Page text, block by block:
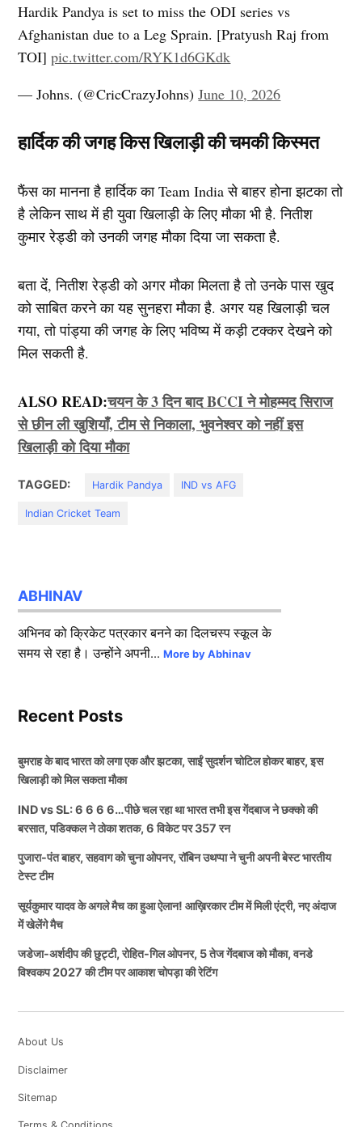
Hardik Pandya is set to miss the ODI series vs
Afghanistan due to a Leg Sprain. [Pratyush Raj from
TOI]pic.twitter.com/RYK1d6GKdk
— Johns. (@CricCrazyJohns)June 10, 2026
हार्दिक की जगह किस खिलाड़ी की चमकी किस्मत
फैंस का मानना है हार्दिक का Team India से बाहर होना झटका तो
है लेकिन साथ में ही युवा खिलाड़ी के लिए मौका भी है. नितीश
कुमार रेड्डी को उनकी जगह मौका दिया जा सकता है.
बता दें, नितीश रेड्डी को अगर मौका मिलता है तो उनके पास खुद
को साबित करने का यह सुनहरा मौका है. अगर यह खिलाड़ी चल
गया, तो पांड्या की जगह के लिए भविष्य में कड़ी टक्कर देखने को
मिल सकती है.
ALSO READ:चयन के 3 दिन बाद BCCI ने मोहम्मद सिराज
से छीन ली खुशियाँ, टीम से निकाला, भुवनेश्वर को नहीं इस
खिलाड़ी को दिया मौका
TAGGED: Hardik Pandya IND vs AFG
Indian Cricket Team
ABHINAV
अभिनव को क्रिकेट पत्रकार बनने का दिलचस्प स्कूल के
समय से रहा है। उन्होंने अपनी...More by Abhinav
Recent Posts
बुमराह के बाद भारत को लगा एक और झटका, साईं सुदर्शन चोटिल होकर बाहर, इस
खिलाड़ी को मिल सकता मौका
IND vs SL: 6 6 6 6…पीछे चल रहा था भारत तभी इस गेंदबाज ने छक्को की
बरसात, पडिक्कल ने ठोका शतक, 6 विकेट पर 357 रन
पुजारा-पंत बाहर, सहवाग को चुना ओपनर, रॉबिन उथप्पा ने चुनी अपनी बेस्ट भारतीय
टेस्ट टीम
सूर्यकुमार यादव के अगले मैच का हुआ ऐलान! आख़िरकार टीम में मिली एंट्री, नए अंदाज
में खेलेंगे मैच
जडेजा-अर्शदीप की छुट्टी, रोहित-गिल ओपनर, 5 तेज गेंदबाज को मौका, वनडे
विश्वकप 2027 की टीम पर आकाश चोपड़ा की रेटिंग
About Us
Disclaimer
Sitemap